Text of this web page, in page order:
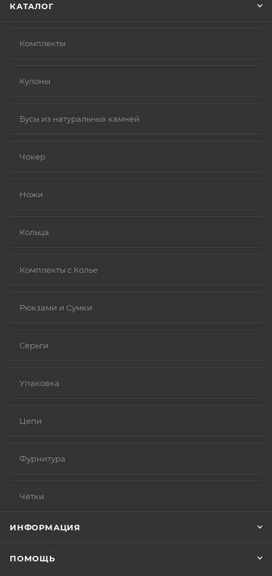
КАТАЛОГ
Комплекты
Кулоны
Бусы из натуральных камней
Чокер
Ножи
Кольца
Комплекты с Колье
Рюкзами и Сумки
Серьги
Упаковка
Цепи
Фурнитура
Чётки
ИНФОРМАЦИЯ
ПОМОЩЬ